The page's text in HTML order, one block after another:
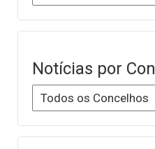
Notícias por